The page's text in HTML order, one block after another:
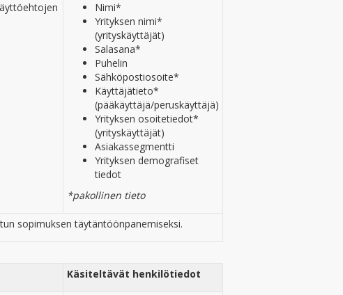
Nimi*
Yrityksen nimi*
(yrityskäyttäjät)
Salasana*
Puhelin
Sähköpostiosoite*
Käyttäjätieto*
(pääkäyttäjä/peruskäyttäjä)
Yrityksen osoitetiedot*
(yrityskäyttäjät)
Asiakassegmentti
Yrityksen demografiset
tiedot
*pakollinen tieto
sopimuksen täytäntöönpanemiseksi.
Käsiteltävät henkilötiedot